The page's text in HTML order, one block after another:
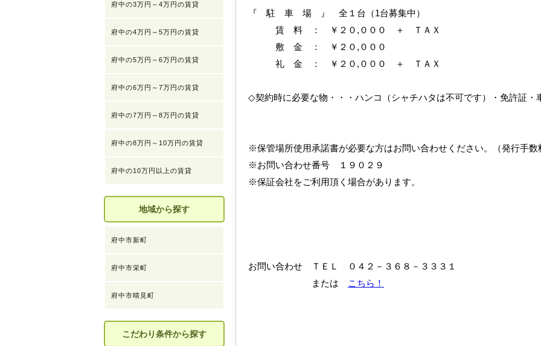
『 駐 車 場 』 全１台（1台募集中）
賃 料 ： ￥２０,０００ ＋ ＴＡＸ
敷 金 ： ￥２０,０００
礼 金 ： ￥２０,０００ ＋ ＴＡＸ
◇契約時に必要な物・・・ハンコ（シャチハタは不可です）・免許証・
※保管場所使用承諾書が必要な方はお問い合わせください。（発行手数
※お問い合わせ番号 １９０２９
※保証会社をご利用頂く場合があります。
お問い合わせ ＴＥＬ ０４２－３６８－３３３１
または
こちら！
府中の3万円～4万円の賃貸
府中の4万円～5万円の賃貸
府中の5万円～6万円の賃貸
府中の6万円～7万円の賃貸
府中の7万円～8万円の賃貸
府中の8万円～10万円の賃貸
府中の10万円以上の賃貸
地域から探す
府中市新町
府中市栄町
府中市晴見町
こだわり条件から探す